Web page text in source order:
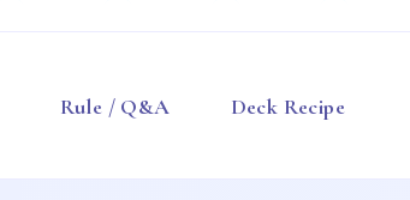
Rule / Q&A Deck Recipe